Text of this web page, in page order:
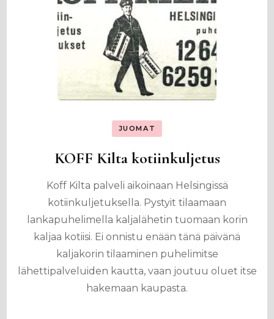
JUOMAT
KOFF Kilta kotiinkuljetus
Koff Kilta palveli aikoinaan Helsingissä
kotiinkuljetuksella. Pystyit tilaamaan
lankapuhelimella kaljalähetin tuomaan korin
kaljaa kotiisi. Ei onnistu enään tänä päivänä
kaljakorin tilaaminen puhelimitse
lähettipalveluiden kautta, vaan joutuu oluet itse
hakemaan kaupasta.